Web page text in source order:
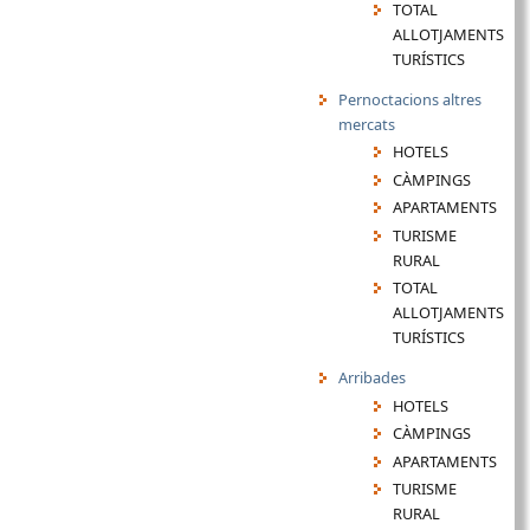
TOTAL
ALLOTJAMENTS
TURÍSTICS
Pernoctacions altres
mercats
HOTELS
CÀMPINGS
APARTAMENTS
TURISME
RURAL
TOTAL
ALLOTJAMENTS
TURÍSTICS
Arribades
HOTELS
CÀMPINGS
APARTAMENTS
TURISME
RURAL